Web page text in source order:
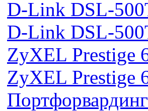
D-Link DSL-
D-Link DSL-
ZyXEL Prestige
ZyXEL Prestige
Портфорвардинг